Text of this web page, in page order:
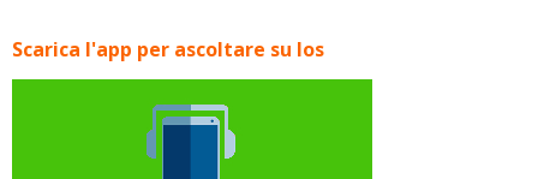
Scarica l'app per ascoltare su Ios